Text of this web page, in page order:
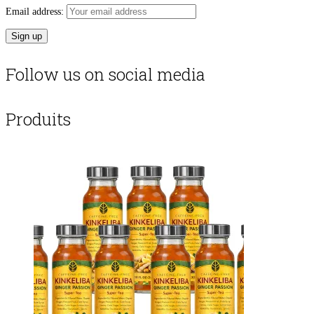
Email address:
Follow us on social media
Produits